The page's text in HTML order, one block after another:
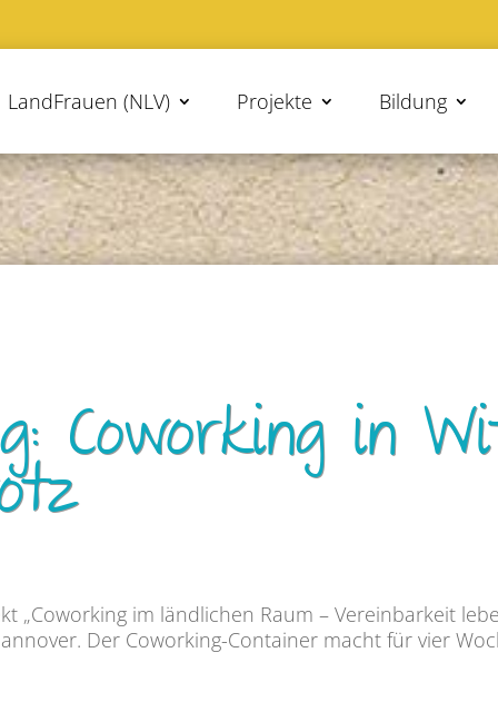
LandFrauen (NLV) Projekte Bildung
Coworking in
„Coworking im ländlichen Raum – Vereinbarkeit
Der Coworking-Container macht für vier